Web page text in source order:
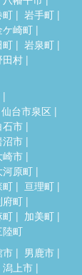
町
岩手町
ケ崎町
町
岩泉町
田村
仙台市泉区
石市
沼市
崎市
河原町
町
亘理町
府町
町
加美町
陸町
市
男鹿市
潟上市